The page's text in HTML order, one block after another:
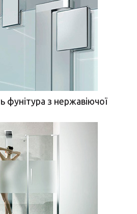
фунітура з нержавіючої